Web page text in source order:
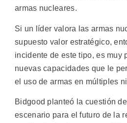
armas nucleares.
Si un líder valora las armas
supuesto valor estratégico,
incidente de este tipo, es muy
nuevas capacidades que le
el uso de armas en múltiples
Bidgood planteó la cuestión
escenario para el futuro de la